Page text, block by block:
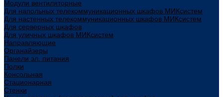
Модули вентиляторные
Для напольных телекоммуникационных шкафов МИКсистем
Для настенных телекоммуникационных шкафов МИКсистем
Для серверных шкафов
Для уличных шкафов МИКсистем
Направляющие
Органайзеры
Панели эл. питания
Полки
Консольная
Стационарная
Стенки